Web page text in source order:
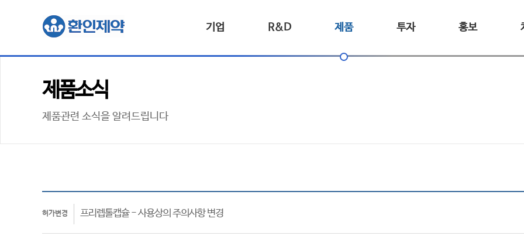
기업 R&D 제품 투자 홍보
제품소식
제품관련 소식을 알려드립니다
허가변경 프리렙톨캡슐 - 사용상의 주의사항 변경